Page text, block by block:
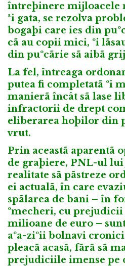
întreþinere mijloacele
ªi gata, se rezolva
bogaþi care ies din
cã au copii mici, ºi
din puºcãrie sã aibã
La fel, întreaga
putea fi completatã ºi
manierã încât sã lase
infractorii de drept
eliberarea hoþilor din
vrut.
Prin aceastã aparentã
de graþiere, PNL-ul lui
realitate sã pãstreze
ei actualã, în care
spãlarea de bani – în
ºmecheri, cu prejudicii
milioane de euro –
aºa-ziºii bolnavi
pleacã acasã, fãrã sã
prejudiciile imense pe